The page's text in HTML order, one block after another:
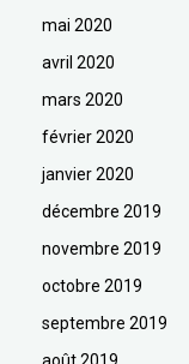
mai 2020
avril 2020
mars 2020
février 2020
janvier 2020
décembre 2019
novembre 2019
octobre 2019
septembre 2019